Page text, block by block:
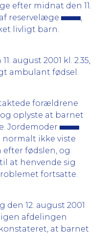
efter midnat den 11.
reservelæge
livligt barn.
august 2001 kl. 2.35,
ambulant fødsel.
forældrene
oplyste at barnet
Jordemoder
ikke viste
fødslen, og
at henvende sig
fortsatte.
den 12. august 2001
afdelingen
at barnet